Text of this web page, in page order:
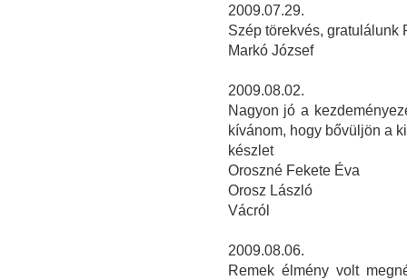
2009.07.29.
Szép törekvés, gratulálunk
Markó József
2009.08.02.
Nagyon jó a
kívánom, hogy bővüljön a
készlet
Oroszné Fekete Éva
Orosz László
Vácról
2009.08.06.
Remek élmény volt